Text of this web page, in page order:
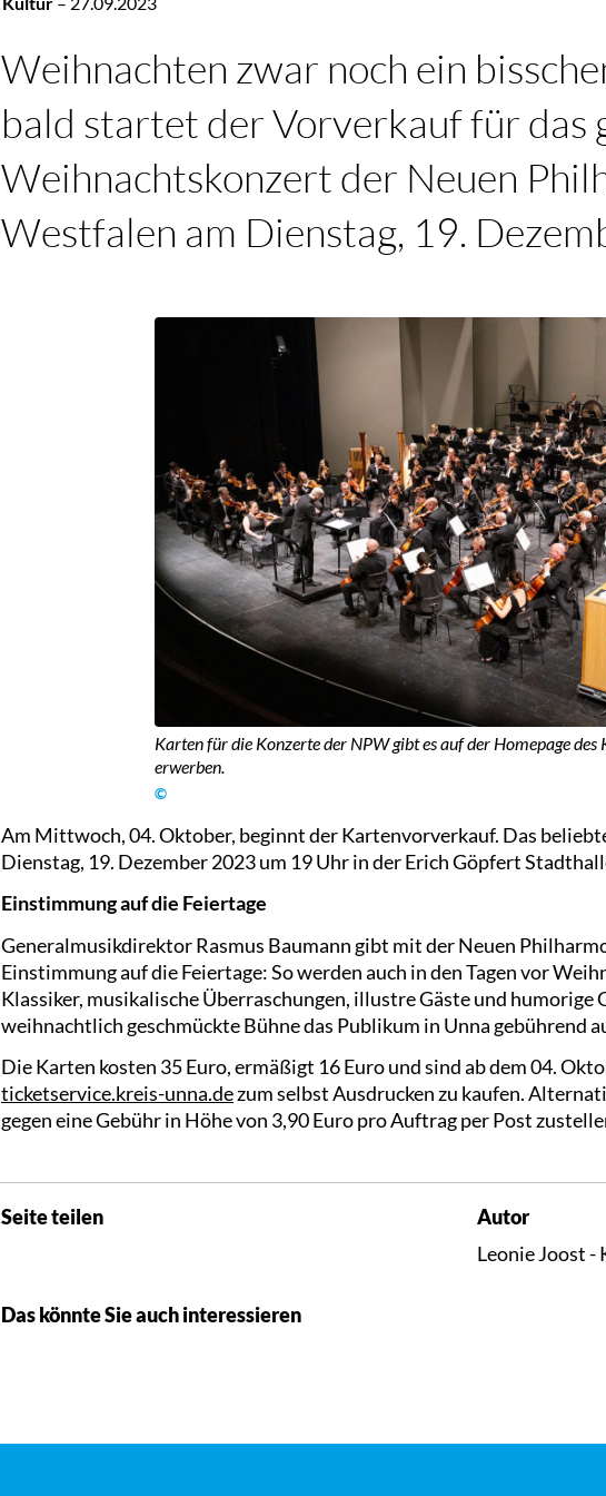
Weihnachten zwar noch ein
bald startet der Vorverkauf für das
Weihnachtskonzert der Neuen
Westfalen am Dienstag, 19.
Karten für die Konzerte der NPW gibt es auf der Homepage des
erwerben.
©
Am Mittwoch, 04. Oktober, beginnt der Kartenvorverkauf. Das
Dienstag, 19. Dezember 2023 um 19 Uhr in der Erich Göpfert
Einstimmung auf die Feiertage
Generalmusikdirektor Rasmus Baumann gibt mit der Neuen
Einstimmung auf die Feiertage: So werden auch in den Tagen vor
Klassiker, musikalische Überraschungen, illustre Gäste und humorige
weihnachtlich geschmückte Bühne das Publikum in Unna gebührend
Die Karten kosten 35 Euro, ermäßigt 16 Euro und sind ab dem 04.
ticketservice.kreis-unna.dezum selbst Ausdrucken zu kaufen.
gegen eine Gebühr in Höhe von 3,90 Euro pro Auftrag per Post
Seite teilen
Autor
Leonie Joost -
Das könnte Sie auch interessieren